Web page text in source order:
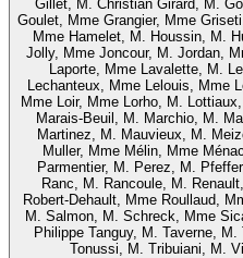
Gillet, M. Christian Girard, M.
Goulet, Mme Grangier, Mme
Mme Hamelet, M. Houssin, M.
Jolly, Mme Joncour, M. Jordan,
Laporte, Mme Lavalette, M.
Lechanteux, Mme Lelouis, Mme
Mme Loir, Mme Lorho, M.
Marais-Beuil, M. Marchio, M.
Martinez, M. Mauvieux, M.
Muller, Mme Mélin, Mme
Parmentier, M. Perez, M.
Ranc, M. Rancoule, M.
Robert-Dehault, Mme Roullaud,
M. Salmon, M. Schreck, Mme
Philippe Tanguy, M. Taverne,
Tonussi, M. Tribuiani, M.